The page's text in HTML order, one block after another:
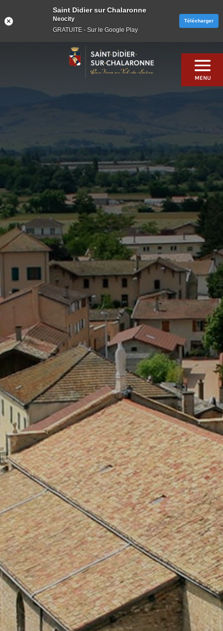
Saint Didier sur Chalaronne
Neocity
GRATUITE - Sur le Google Play
Télécharger